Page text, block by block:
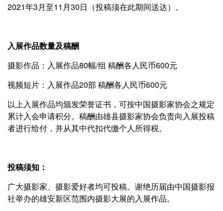
2021年3月至11月30日（投稿须在此期间送达）。
入展作品数量及稿酬
摄影作品：入展作品80幅/组 稿酬各人民币600元
视频短片：入展作品20部 稿酬各人民币600元
以上入展作品均颁发荣誉证书，可按中国摄影家协会之规定
累计入会申请积分。稿酬由雄县摄影家协会负责向入展投稿
者进行给付，并从其中代扣代缴个人所得税。
投稿须知：
广大摄影家、摄影爱好者均可投稿。谢绝历届由中国摄影报
社举办的雄安新区范围内摄影大展的入展作品。